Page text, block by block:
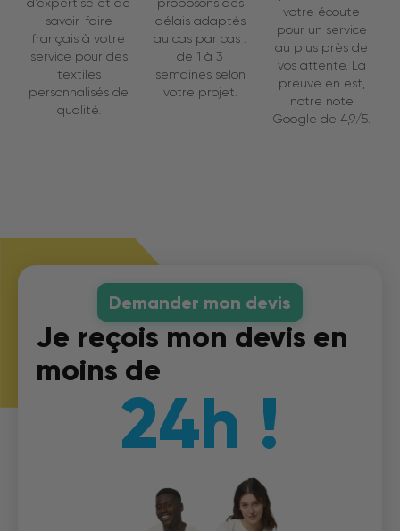
savoir-faire
français à votre
service pour des
textiles
personnalisés de
qualité.
délais adaptés
au cas par cas :
de 1 à 3
semaines selon
votre projet.
votre écoute
pour un service
au plus près de
vos attente. La
preuve en est,
notre note
Google de 4,9/5.
Demander mon devis
24h !
Je reçois mon devis en
moins de